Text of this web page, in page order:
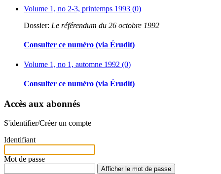
Volume 1, no 2-3, printemps 1993 (0)
Dossier: Le référendum du 26 octobre 1992
Consulter ce numéro (via Érudit)
Volume 1, no 1, automne 1992 (0)
Consulter ce numéro (via Érudit)
Accès aux abonnés
S'identifier/Créer un compte
Identifiant
Mot de passe
Afficher le mot de passe